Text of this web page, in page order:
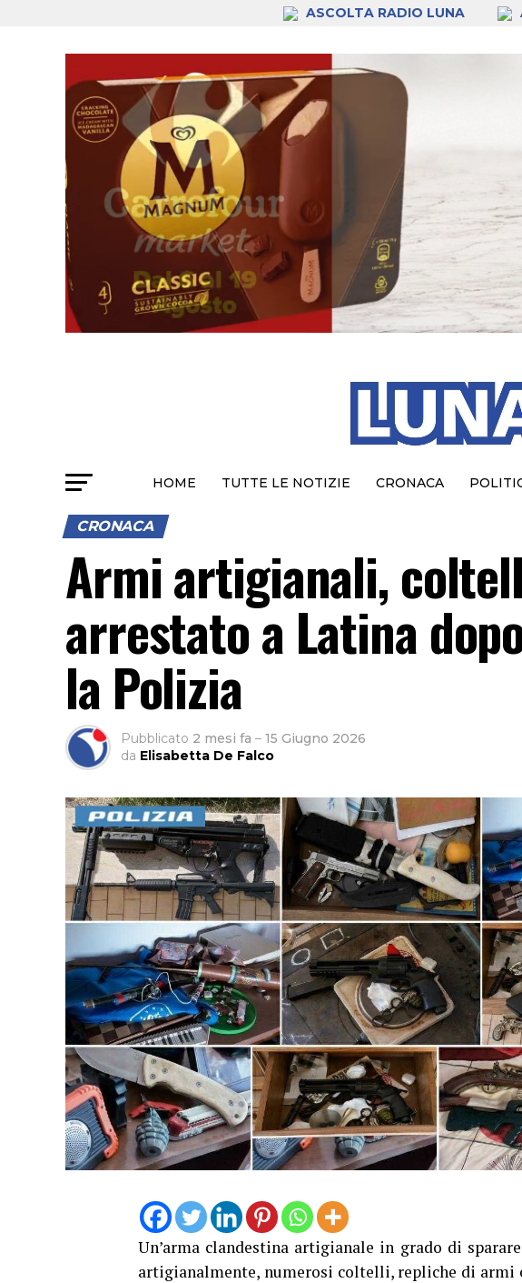
ASCOLTA RADIO LUNA
HOME TUTTE LE NOTIZIE CRONACA
CRONACA
Armi artigianali,
arrestato a Latina
la Polizia
Pubblicato 2 mesi fa – 15 Giugno 2026
da Elisabetta De Falco
Un’arma clandestina artigianale in grado di
artigianalmente, numerosi coltelli, repliche di armi